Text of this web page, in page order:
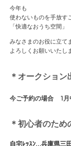
今年も
使わないものを手放す
「快適なおうち空間」
みなさまのお役に立て
よろしくお願いいたし
＊オークショ
今ご予約の場合 1
＊初心者のため
自宅ﾚｯｽﾝ…兵庫県三